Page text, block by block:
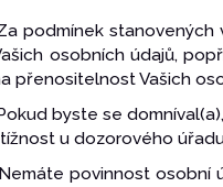
podmínek
osobních údajů,
přenositelnost Vašich
byste se
u dozorového
povinnost osobní